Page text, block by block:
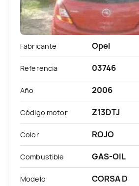
Fabricante Opel
Referencia 03746
Año 2006
Código motor Z13DTJ
Color ROJO
Combustible GAS-OIL
Modelo CORSA D